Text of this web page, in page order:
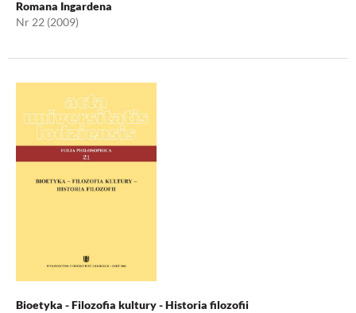
Romana Ingardena
Nr 22 (2009)
Bioetyka - Filozofia kultury - Historia filozofii